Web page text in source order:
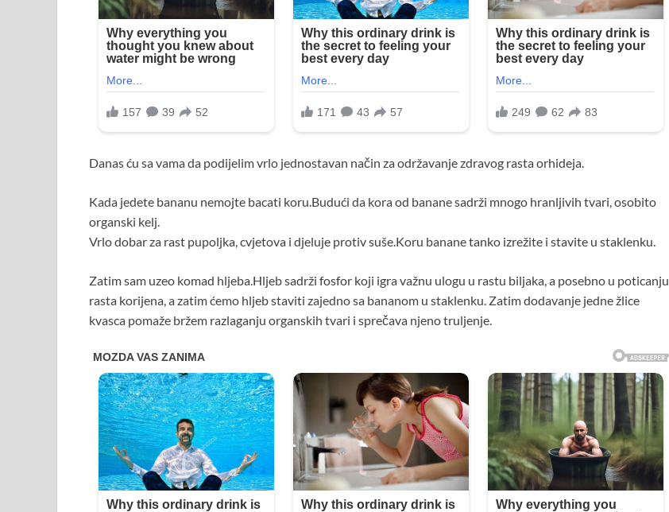
Danas ću sa vama da podijelim vrlo jednostavan način za održavanje zdravog rasta orhideja.
Kada jedete bananu nemojte bacati koru.Budući da kora od banane sadrži mnogo hranljivih tvari, osobito
organski kelj.
Vrlo dobar za rast pupoljka, cvjetova i djeluje protiv suše.Koru banane tanko izrežite i stavite u staklenku.
Zatim sam uzeo komad hljeba.Hljeb sadrži fosfor koji igra važnu ulogu u rastu biljaka, a posebno u poticanju
rasta korijena, a zatim ćemo hljeb staviti zajedno sa bananom u staklenku. Zatim dodavanje jedne žlice
kvasca pomaže bržem razlaganju organskih tvari i sprečava njeno truljenje.